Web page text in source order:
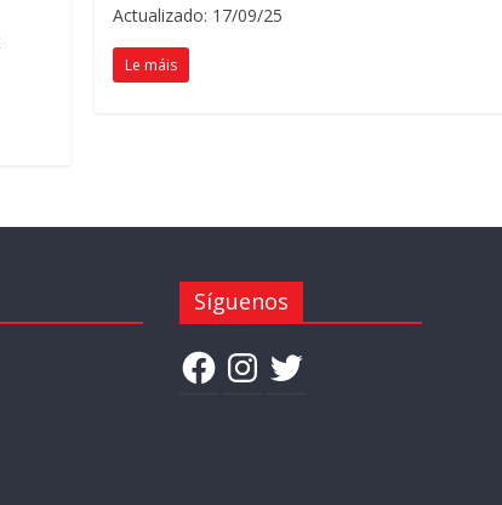
Actualizado: 17/09/25
Le máis
Síguenos
FacebookInstagram
Twitter